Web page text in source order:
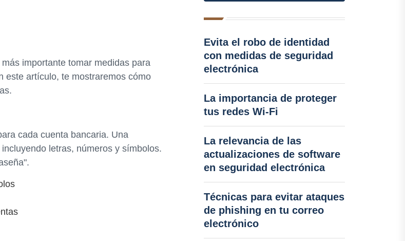
importante tomar medidas para
este artículo, te mostraremos cómo
cada cuenta bancaria. Una
letras, números y símbolos.
Evita el robo de identidad
con medidas de seguridad
electrónica
La importancia de proteger
tus redes Wi-Fi
La relevancia de las
actualizaciones de software
en seguridad electrónica
Técnicas para evitar ataques
de phishing en tu correo
electrónico